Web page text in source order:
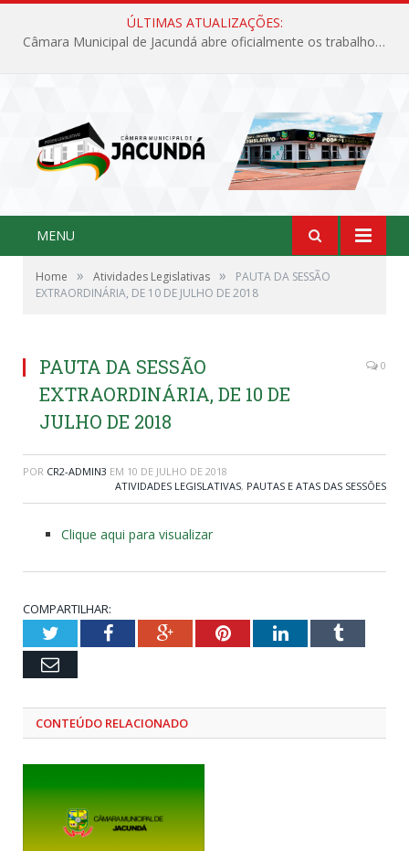
ÚLTIMAS ATUALIZAÇÕES:
Câmara Municipal de Jacundá abre oficialmente os trabalhos legislativos de 2026
MENU
Home » Atividades Legislativas »
PAUTA DA SESSÃO
EXTRAORDINÁRIA, DE 10 DE JULHO DE 2018
PAUTA DA SESSÃO
EXTRAORDINÁRIA, DE 10 DE
JULHO DE 2018
0
POR CR2-ADMIN3 EM 10 DE JULHO DE 2018
ATIVIDADES LEGISLATIVAS, PAUTAS E ATAS DAS SESSÕES
Clique aqui para visualizar
COMPARTILHAR:
TwitterFacebookGoogle+PinterestLinkedInTumblr
Email
CONTEÚDO RELACIONADO